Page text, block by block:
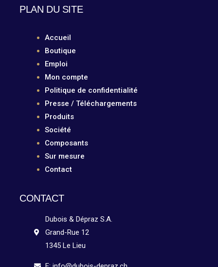
PLAN DU SITE
Accueil
Boutique
Emploi
Mon compte
Politique de confidentialité
Presse / Téléchargements
Produits
Société
Composants
Sur mesure
Contact
CONTACT
Dubois & Dépraz S.A.
Grand-Rue 12
1345 Le Lieu